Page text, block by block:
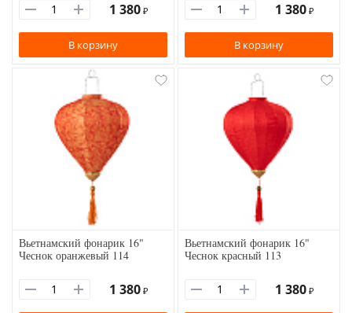
1 380 ₽
В корзину
1 380 ₽
В корзину
Вьетнамский фонарик 16"
Чеснок оранжевый 114
1 380 ₽
Вьетнамский фонарик 16"
Чеснок красный 113
1 380 ₽